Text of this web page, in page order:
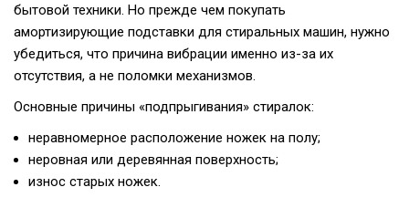
бытовой техники. Но прежде чем покупать
амортизирующие подставки для стиральных машин, нужно
убедиться, что причина вибрации именно из-за их
отсутствия, а не поломки механизмов.
Основные причины «подпрыгивания» стиралок:
неравномерное расположение ножек на полу;
неровная или деревянная поверхность;
износ старых ножек.